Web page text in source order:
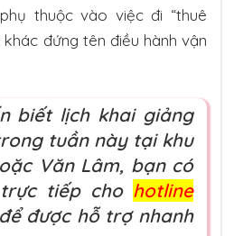
thuộc vào việc đi “thuê
đứng tên điều hành vận
biết lịch khai giảng
tuần này tại khu
Văn Lâm, bạn có
tiếp cho hotline
được hỗ trợ nhanh